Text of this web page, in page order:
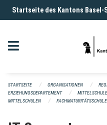
Navigation überspringen
Startseite des Kantons Basel-
STARTSEITE ORGANISATIONEN
ERZIEHUNGSDEPARTEMENT
MITTELSCHULEN